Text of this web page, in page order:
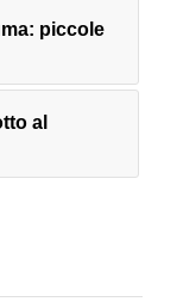
piccole
al